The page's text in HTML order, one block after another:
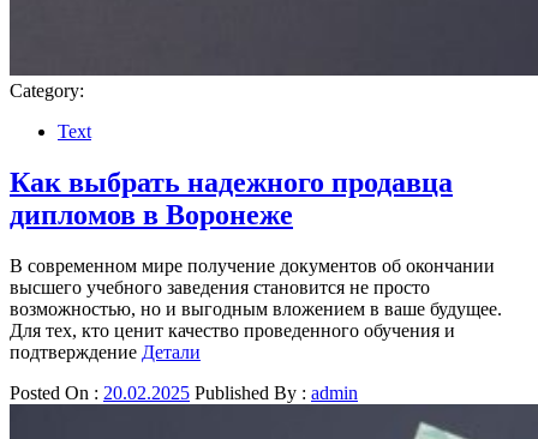
Category:
Text
Как выбрать надежного продавца
дипломов в Воронеже
В современном мире получение документов об окончании
высшего учебного заведения становится не просто
возможностью, но и выгодным вложением в ваше будущее.
Для тех, кто ценит качество проведенного обучения и
подтверждение Детали
Posted On : 20.02.2025 Published By : admin